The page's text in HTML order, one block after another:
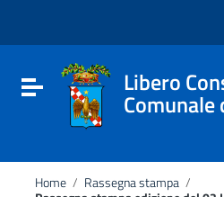
sito
include
Vai al footer
Attiva / disattiva laLibero
Comunale
Home / Rassegna stampa /